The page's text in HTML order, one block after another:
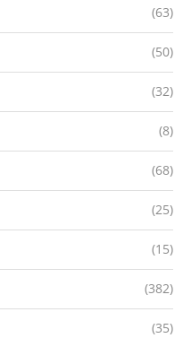
(63)
(50)
(32)
(8)
(68)
(25)
(15)
(382)
(35)